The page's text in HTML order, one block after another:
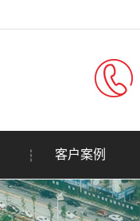
客户案例